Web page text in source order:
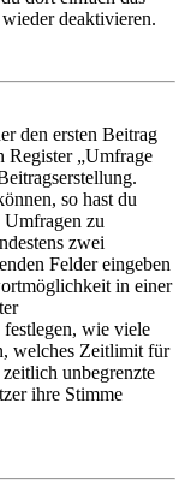
deaktivieren.
den ersten Beitrag
Register „Umfrage
so hast du
zu
zwei
Felder eingeben
in einer
wie viele
welches Zeitlimit für
unbegrenzte
ihre Stimme